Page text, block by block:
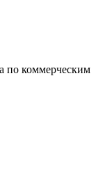
по коммерческим